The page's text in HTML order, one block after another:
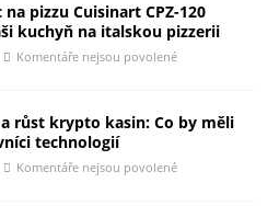
na pizzu Cuisinart CPZ-120
kuchyň na italskou pizzerii
Komentáře nejsou povolené
růst krypto kasin: Co by měli
technologií
Komentáře nejsou povolené